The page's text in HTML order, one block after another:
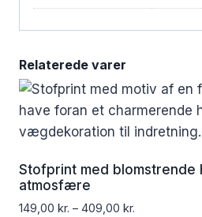
Relaterede varer
Stofprint med blomstrende
atmosfære
149,00 kr. – 409,00 kr.